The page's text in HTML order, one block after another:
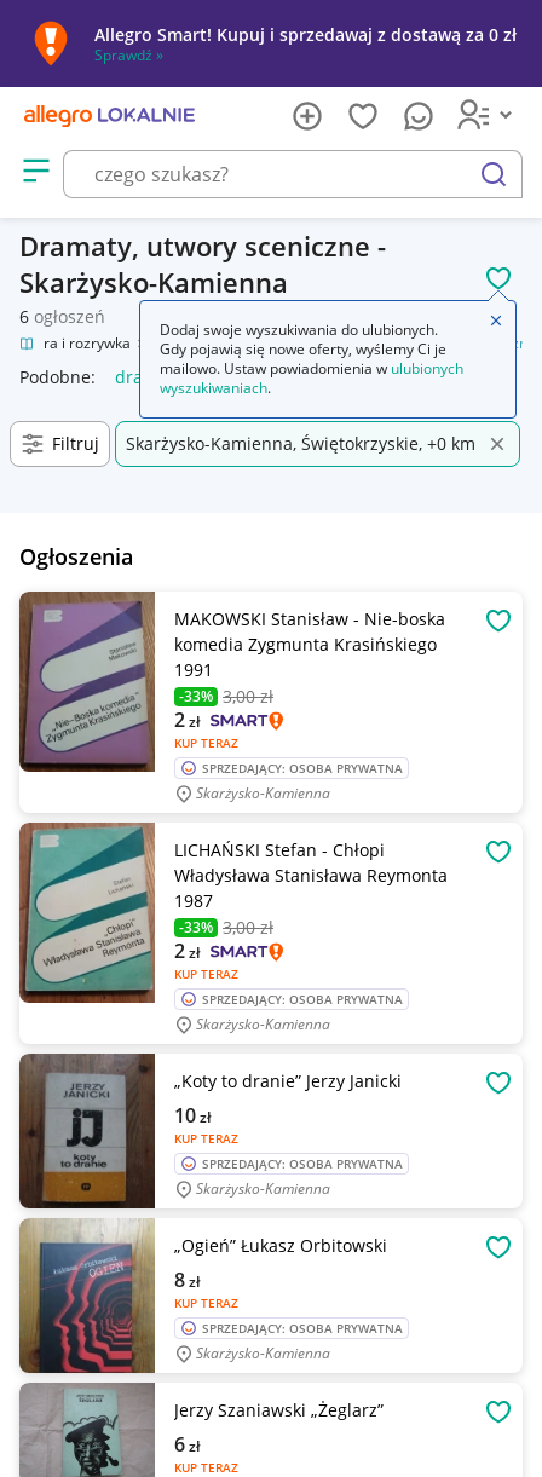
Allegro Smart! Kupuj i sprzedawaj z dostawą za 0 zł
Sprawdź »
Otwórz menu z kategoriami
szukaj
Dramaty, utwory sceniczne -
Skarżysko-Kamienna
6 ogłoszeń
Kultura i rozrywka Książki Literatura piękna Dramaty, utwory sceniczne
Podobne: dramaty utwory sceniczne
Filtruj Skarżysko-Kamienna, Świętokrzyskie, +0 km
Ogłoszenia
MAKOWSKI Stanisław - Nie-boska
komedia Zygmunta Krasińskiego
1991
-33% 3,00 zł
KUP TERAZ
2zł
SPRZEDAJĄCY: OSOBA PRYWATNA
Skarżysko-Kamienna
LICHAŃSKI Stefan - Chłopi
Władysława Stanisława Reymonta
1987
-33% 3,00 zł
KUP TERAZ
2zł
SPRZEDAJĄCY: OSOBA PRYWATNA
Skarżysko-Kamienna
„Koty to dranie” Jerzy Janicki
KUP TERAZ
10zł
SPRZEDAJĄCY: OSOBA PRYWATNA
Skarżysko-Kamienna
„Ogień” Łukasz Orbitowski
KUP TERAZ
8zł
SPRZEDAJĄCY: OSOBA PRYWATNA
Skarżysko-Kamienna
Jerzy Szaniawski „Żeglarz”
KUP TERAZ
6zł
Dodaj swoje wyszukiwania do ulubionych.
Gdy pojawią się nowe oferty, wyślemy Ci je
mailowo. Ustaw powiadomienia w ulubionych
wyszukiwaniach.